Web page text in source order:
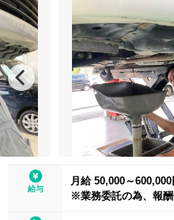
給与
月給 50,000～600,000
※業務委託の為、報